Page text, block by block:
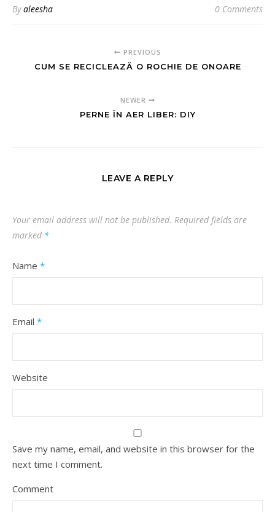
Byaleesha 0 Comments
PREVIOUS
CUM SE RECICLEAZĂ O ROCHIE DE ONOARE
NEWER
PERNE ÎN AER LIBER: DIY
LEAVE A REPLY
Your email address will not be published. Required fields are
marked *
Name *
Email *
Website
Save my name, email, and website in this browser for the
next time I comment.
Comment